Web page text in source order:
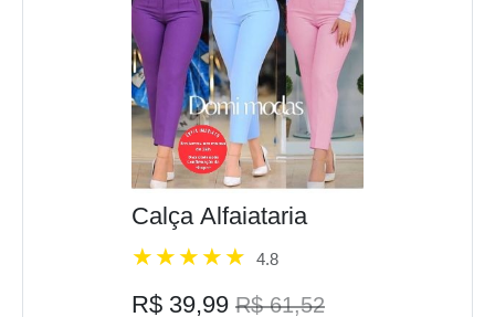
Calça Alfaiataria
4.8
R$ 39,99 R$ 61,52